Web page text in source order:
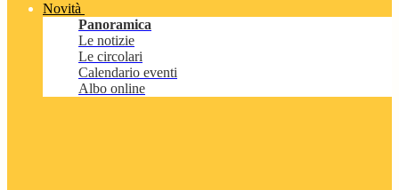
Novità
Panoramica
Le notizie
Le circolari
Calendario eventi
Albo online